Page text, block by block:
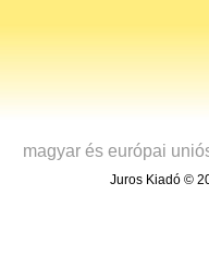
magyar és európai
Juros Kiadó ©